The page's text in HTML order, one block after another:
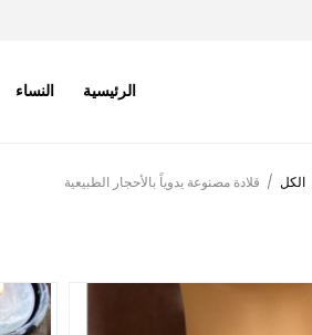
الرئيسية النساء
الكل / قلادة مصنوعة يدوياً بالأحجار الطبيعية